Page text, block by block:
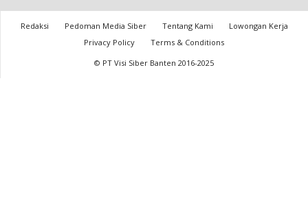
Redaksi Pedoman Media Siber Tentang Kami
Lowongan Kerja
Privacy Policy
Terms & Conditions
© PT Visi Siber Banten 2016-2025